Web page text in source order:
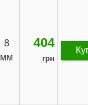
8
мм
404
грн